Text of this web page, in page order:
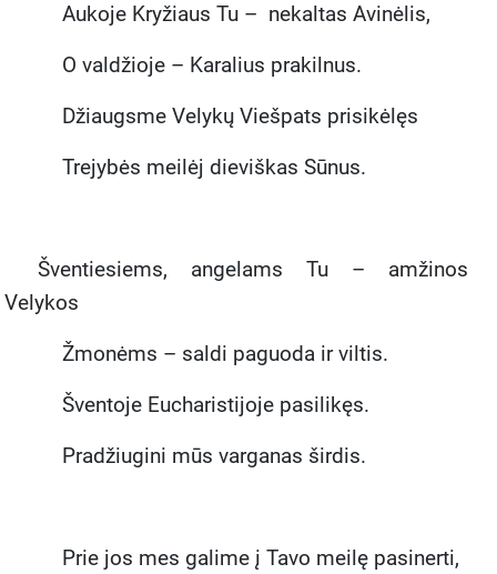
Aukoje Kryžiaus Tu – nekaltas Avinėlis,
O valdžioje – Karalius prakilnus.
Džiaugsme Velykų Viešpats prisikėlęs
Trejybės meilėj dieviškas Sūnus.
Šventiesiems, angelams Tu – amžinos
Velykos
Žmonėms – saldi paguoda ir viltis.
Šventoje Eucharistijoje pasilikęs.
Pradžiugini mūs varganas širdis.
Prie jos mes galime į Tavo meilę pasinerti,